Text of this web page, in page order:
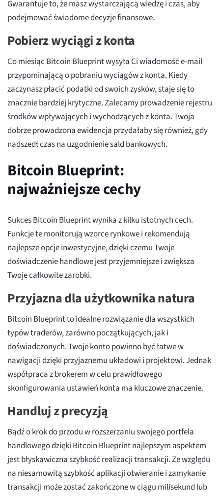
Gwarantuje to, że masz wystarczającą wiedzę i czas, aby
podejmować świadome decyzje finansowe.
Pobierz wyciągi z konta
Co miesiąc Bitcoin Blueprint wysyła Ci wiadomość e-mail
przypominającą o pobraniu wyciągów z konta. Kiedy
zaczynasz płacić podatki od swoich zysków, staje się to
znacznie bardziej krytyczne. Zalecamy prowadzenie rejestru
środków wpływających i wychodzących z konta. Twoja
dobrze prowadzona ewidencja przydałaby się również, gdy
nadszedł czas na uzgodnienie sald bankowych.
Bitcoin Blueprint:
najważniejsze cechy
Sukces Bitcoin Blueprint wynika z kilku istotnych cech.
Funkcje te monitorują wzorce rynkowe i rekomendują
najlepsze opcje inwestycyjne, dzięki czemu Twoje
doświadczenie handlowe jest przyjemniejsze i zwiększa
Twoje całkowite zarobki.
Przyjazna dla użytkownika natura
Bitcoin Blueprint to idealne rozwiązanie dla wszystkich
typów traderów, zarówno początkujących, jak i
doświadczonych. Twoje konto powinno być łatwe w
nawigacji dzięki przyjaznemu układowi i projektowi. Jednak
współpraca z brokerem w celu prawidłowego
skonfigurowania ustawień konta ma kluczowe znaczenie.
Handluj z precyzją
Bądź o krok do przodu w rozszerzaniu swojego portfela
handlowego dzięki Bitcoin Blueprint najlepszym aspektem
jest błyskawiczna szybkość realizacji transakcji. Ze względu
na niesamowitą szybkość aplikacji otwieranie i zamykanie
transakcji może zostać zakończone w ciągu milisekund lub